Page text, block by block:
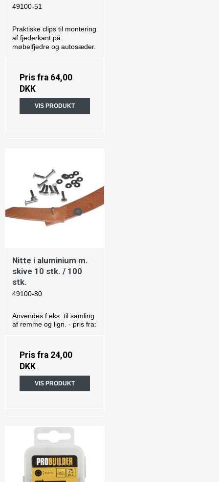
49100-51
Praktiske clips til montering
af fjederkant på
møbelfjedre og autosæder.
Pris fra 64,00
DKK
VIS PRODUKT
Nitte i aluminium m.
skive 10 stk. / 100
stk.
49100-80
Anvendes f.eks. til samling
af remme og lign. - pris fra:
Pris fra 24,00
DKK
VIS PRODUKT